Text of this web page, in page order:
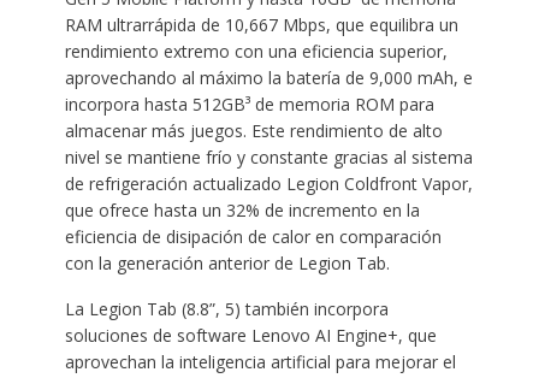
RAM ultrarrápida de 10,667 Mbps, que equilibra un
rendimiento extremo con una eficiencia superior,
aprovechando al máximo la batería de 9,000 mAh, e
incorpora hasta 512GB³ de memoria ROM para
almacenar más juegos. Este rendimiento de alto
nivel se mantiene frío y constante gracias al sistema
de refrigeración actualizado Legion Coldfront Vapor,
que ofrece hasta un 32% de incremento en la
eficiencia de disipación de calor en comparación
con la generación anterior de Legion Tab.
La Legion Tab (8.8”, 5) también incorpora
soluciones de software Lenovo AI Engine+, que
aprovechan la inteligencia artificial para mejorar el